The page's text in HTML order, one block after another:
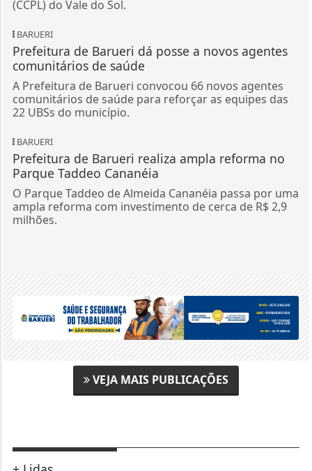
(CCPL) do Vale do Sol.
BARUERI
Prefeitura de Barueri dá posse a novos agentes
comunitários de saúde
A Prefeitura de Barueri convocou 66 novos agentes
comunitários de saúde para reforçar as equipes das
22 UBSs do município.
BARUERI
Prefeitura de Barueri realiza ampla reforma no
Parque Taddeo Cananéia
O Parque Taddeo de Almeida Cananéia passa por uma
ampla reforma com investimento de cerca de R$ 2,9
milhões.
VEJA MAIS PUBLICAÇÕES